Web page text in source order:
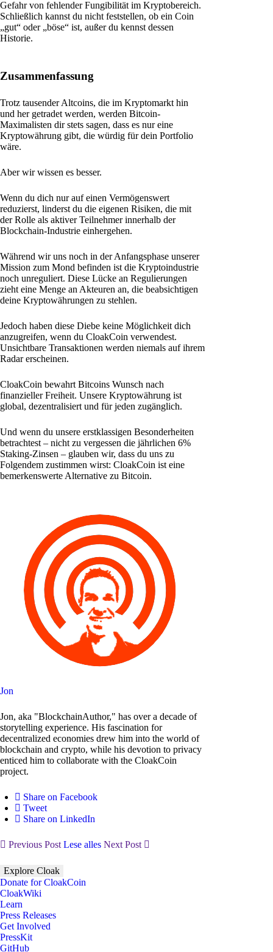
Gefahr von fehlender Fungibilität im Kryptobereich.
Schließlich kannst du nicht feststellen, ob ein Coin
„gut“ oder „böse“ ist, außer du kennst dessen
Historie.
Zusammenfassung
Trotz tausender Altcoins, die im Kryptomarkt hin
und her getradet werden, werden Bitcoin-
Maximalisten dir stets sagen, dass es nur eine
Kryptowährung gibt, die würdig für dein Portfolio
wäre.
Aber wir wissen es besser.
Wenn du dich nur auf einen Vermögenswert
reduzierst, linderst du die eigenen Risiken, die mit
der Rolle als aktiver Teilnehmer innerhalb der
Blockchain-Industrie einhergehen.
Während wir uns noch in der Anfangsphase unserer
Mission zum Mond befinden ist die Kryptoindustrie
noch unreguliert. Diese Lücke an Regulierungen
zieht eine Menge an Akteuren an, die beabsichtigen
deine Kryptowährungen zu stehlen.
Jedoch haben diese Diebe keine Möglichkeit dich
anzugreifen, wenn du CloakCoin verwendest.
Unsichtbare Transaktionen werden niemals auf ihrem
Radar erscheinen.
CloakCoin bewahrt Bitcoins Wunsch nach
finanzieller Freiheit. Unsere Kryptowährung ist
global, dezentralisiert und für jeden zugänglich.
Und wenn du unsere erstklassigen Besonderheiten
betrachtest – nicht zu vergessen die jährlichen 6%
Staking-Zinsen – glauben wir, dass du uns zu
Folgendem zustimmen wirst: CloakCoin ist eine
bemerkenswerte Alternative zu Bitcoin.
Jon
Jon, aka "BlockchainAuthor," has over a decade of
storytelling experience. His fascination for
decentralized economies drew him into the world of
blockchain and crypto, while his devotion to privacy
enticed him to collaborate with the CloakCoin
project.
Share on Facebook
Tweet
Share on LinkedIn
Previous Post Lese alles Next Post
Explore Cloak
Donate for CloakCoin
CloakWiki
Learn
Press Releases
Get Involved
PressKit
GitHub